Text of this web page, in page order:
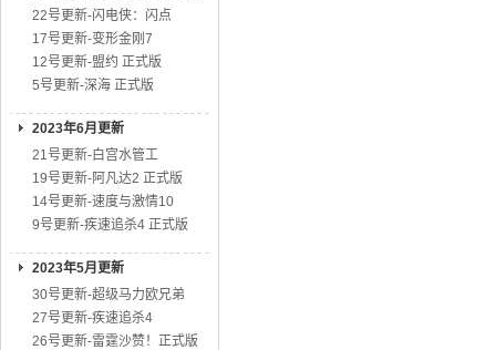
22号更新-闪电侠：闪点
17号更新-变形金刚7
12号更新-盟约 正式版
5号更新-深海 正式版
2023年6月更新
21号更新-白宫水管工
19号更新-阿凡达2 正式版
14号更新-速度与激情10
9号更新-疾速追杀4 正式版
2023年5月更新
30号更新-超级马力欧兄弟
27号更新-疾速追杀4
26号更新-雷霆沙赞！正式版